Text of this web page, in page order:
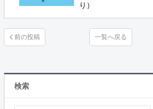
り）
一覧へ戻る
検索